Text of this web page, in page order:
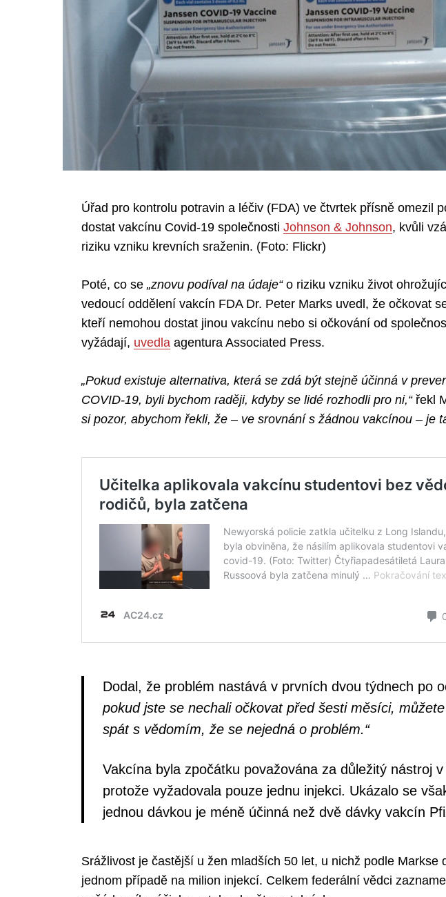
Úřad pro kontrolu potravin a léčiv (FDA) ve čtvrtek přísně omezil
dostat vakcínu Covid-19 společnosti Johnson & Johnson, kvůli
riziku vzniku krevních sraženin. (Foto: Flickr)
Poté, co se„znovu podíval na údaje“ o riziku vzniku život
vedoucí oddělení vakcín FDA Dr. Peter Marks uvedl, že očkovat
kteří nemohou dostat jinou vakcínu nebo si očkování od
vyžádají, uvedlaagentura Associated Press.
„Pokud existuje alternativa, která se zdá být stejně účinná v
COVID-19, byli bychom raději, kdyby se lidé rozhodli pro ni,“ řekl
si pozor, abychom řekli, že – ve srovnání s žádnou vakcínou – je
Dodal, že problém nastává v prvních dvou týdnech po
pokud jste se nechali očkovat před šesti měsíci,
spát s vědomím, že se nejedná o problém.“
Vakcína byla zpočátku považována za důležitý nástroj
protože vyžadovala pouze jednu injekci. Ukázalo se
jednou dávkou je méně účinná než dvě dávky vakcín
Srážlivost je častější u žen mladších 50 let, u nichž podle Markse
jednom případě na milion injekcí. Celkem federální vědci
for: